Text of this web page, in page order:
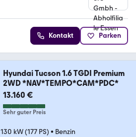
Kontakt Parken
Hyundai Tucson 1.6 TGDI Premium
2WD *NAV*TEMPO*CAM*PDC*
13.160 €
Sehr guter Preis
130 kW (177 PS) • Benzin